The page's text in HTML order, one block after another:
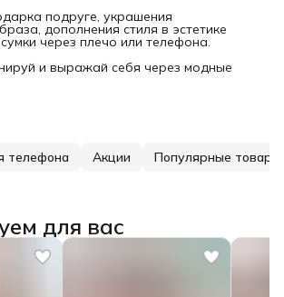
подруге, украшения
дополнения стиля в эстетике
через плечо или телефона.
и выражай себя через модные
телефона Акции Популярные товары
для вас